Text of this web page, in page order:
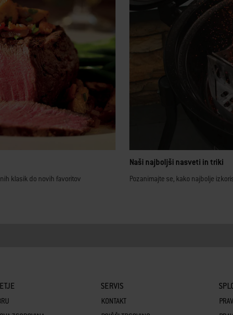
klasik do novih favoritov
Naši najboljši nasveti in triki
Pozanimajte se, kako najbolje
SERVIS
KONTAKT